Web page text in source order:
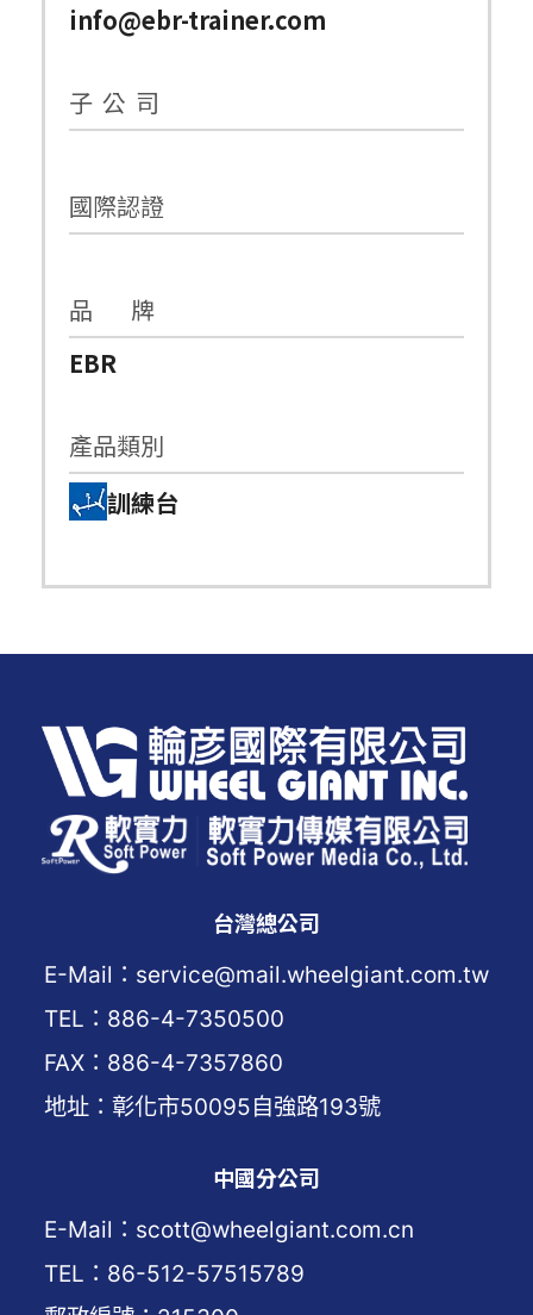
info@ebr-trainer.com
子 公 司
國際認證
品 牌
EBR
產品類別
訓練台
台灣總公司
E-Mail：service@mail.wheelgiant.com.tw
TEL：886-4-7350500
FAX：886-4-7357860
地址：彰化市50095自強路193號
中國分公司
E-Mail：scott@wheelgiant.com.cn
TEL：86-512-57515789